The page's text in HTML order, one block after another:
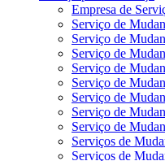
Empresa de
Serviço de
Serviço de
Serviço de
Serviço de
Serviço de
Serviço de
Serviço de
Serviço de
Serviços de
Serviços de